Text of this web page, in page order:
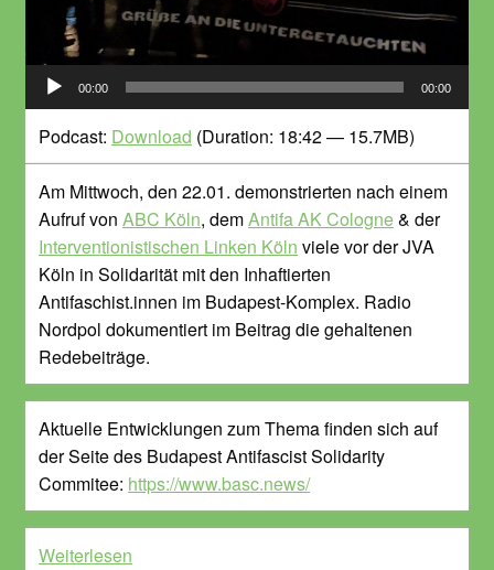
Audio-
Player
00:00 00:00
Podcast: Download (Duration: 18:42 — 15.7MB)
Am Mittwoch, den 22.01. demonstrierten nach einem
Aufruf von ABC Köln, demAntifa AK Cologne& der
Interventionistischen Linken Köln viele vor der JVA
Köln in Solidarität mit den Inhaftierten
Antifaschist.innen im Budapest-Komplex. Radio
Nordpol dokumentiert im Beitrag die gehaltenen
Redebeiträge.
Aktuelle Entwicklungen zum Thema finden sich auf
der Seite des Budapest Antifascist Solidarity
Commitee: https://www.basc.news/
Weiterlesen